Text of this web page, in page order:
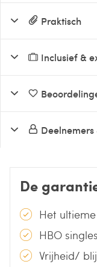
Praktisch
Inclusief &
De
Het
HBO
Vrijheid/